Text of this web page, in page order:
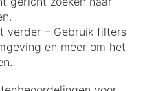
verder – Gebruik filters
en meer om het